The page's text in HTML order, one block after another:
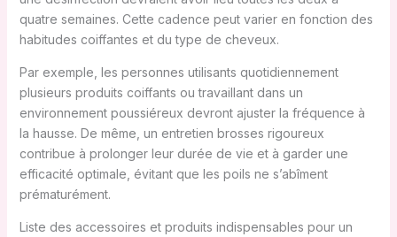
quatre semaines. Cette cadence peut varier en fonction des
habitudes coiffantes et du type de cheveux.
Par exemple, les personnes utilisants quotidiennement
plusieurs produits coiffants ou travaillant dans un
environnement poussiéreux devront ajuster la fréquence à
la hausse. De même, un entretien brosses rigoureux
contribue à prolonger leur durée de vie et à garder une
efficacité optimale, évitant que les poils ne s’abîment
prématurément.
Liste des accessoires et produits indispensables pour un